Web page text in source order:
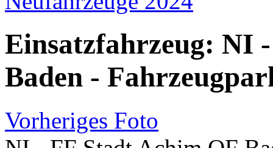
Einsatzfahrzeug: NI
Baden -
Vorheriges Foto